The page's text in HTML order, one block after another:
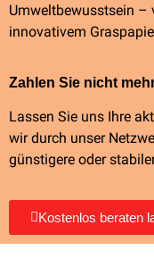
Umweltbewusstsein –
innovativem
Zahlen Sie nicht
Lassen Sie uns Ihre
wir durch unser
günstigere oder
Kostenlos beraten